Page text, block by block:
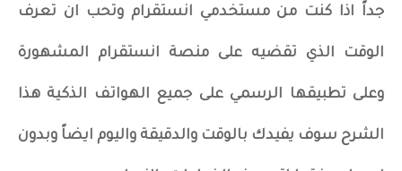
جداً اذا كنت من مستخدمي انستقرام وتحب ان تعرف
الوقت الذي تقضيه على منصة انستقرام المشهورة
وعلى تطبيقها الرسمي على جميع الهواتف الذكية هذا
الشرح سوف يفيدك بالوقت والدقيقة واليوم ايضاً وبدون